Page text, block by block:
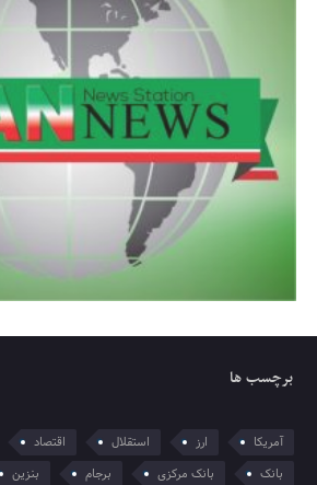
برچسب ها
آمریکا ارز استقلال اقتصاد
بانک
بانک مرکزی برجام بنزین